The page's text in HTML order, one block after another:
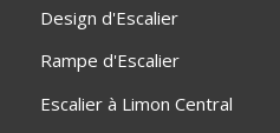
Design d'Escalier
Rampe d'Escalier
Escalier à Limon Central